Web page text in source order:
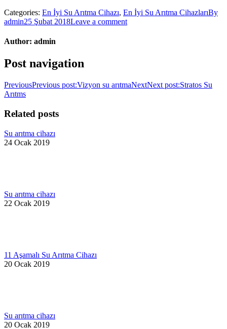
Categories: En İyi Su Arıtma Cihazı, En İyi Su Arıtma CihazlarıBy
admin25 Şubat 2018Leave a comment
Author: admin
Post navigation
PreviousPrevious post:Vizyon su arıtmaNextNext post:Stratos Su
Arıtms
Related posts
Su arıtma cihazı
24 Ocak 2019
Su arıtma cihazı
22 Ocak 2019
11 Aşamalı Su Arıtma Cihazı
20 Ocak 2019
Su arıtma cihazı
20 Ocak 2019